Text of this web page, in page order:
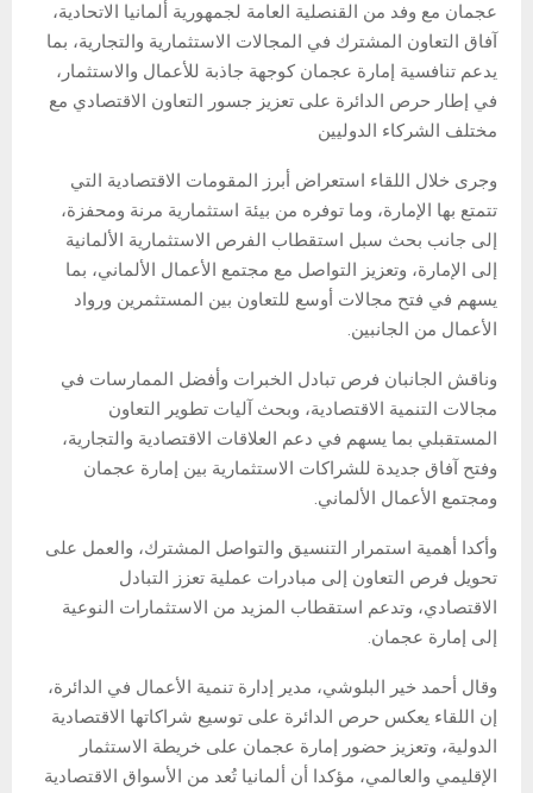
عجمان مع وفد من القنصلية العامة لجمهورية ألمانيا الاتحادية،
آفاق التعاون المشترك في المجالات الاستثمارية والتجارية، بما
يدعم تنافسية إمارة عجمان كوجهة جاذبة للأعمال والاستثمار،
في إطار حرص الدائرة على تعزيز جسور التعاون الاقتصادي مع
مختلف الشركاء الدوليين
وجرى خلال اللقاء استعراض أبرز المقومات الاقتصادية التي
تتمتع بها الإمارة، وما توفره من بيئة استثمارية مرنة ومحفزة،
إلى جانب بحث سبل استقطاب الفرص الاستثمارية الألمانية
إلى الإمارة، وتعزيز التواصل مع مجتمع الأعمال الألماني، بما
يسهم في فتح مجالات أوسع للتعاون بين المستثمرين ورواد
الأعمال من الجانبين.
وناقش الجانبان فرص تبادل الخبرات وأفضل الممارسات في
مجالات التنمية الاقتصادية، وبحث آليات تطوير التعاون
المستقبلي بما يسهم في دعم العلاقات الاقتصادية والتجارية،
وفتح آفاق جديدة للشراكات الاستثمارية بين إمارة عجمان
ومجتمع الأعمال الألماني.
وأكدا أهمية استمرار التنسيق والتواصل المشترك، والعمل على
تحويل فرص التعاون إلى مبادرات عملية تعزز التبادل
الاقتصادي، وتدعم استقطاب المزيد من الاستثمارات النوعية
إلى إمارة عجمان.
وقال أحمد خير البلوشي، مدير إدارة تنمية الأعمال في الدائرة،
إن اللقاء يعكس حرص الدائرة على توسيع شراكاتها الاقتصادية
الدولية، وتعزيز حضور إمارة عجمان على خريطة الاستثمار
الإقليمي والعالمي، مؤكدا أن ألمانيا تُعد من الأسواق الاقتصادية